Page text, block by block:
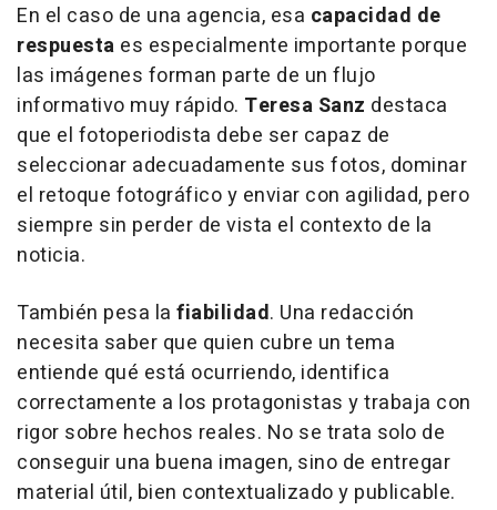
En el caso de una agencia, esa capacidad de
respuesta es especialmente importante porque
las imágenes forman parte de un flujo
informativo muy rápido. Teresa Sanz destaca
que el fotoperiodista debe ser capaz de
seleccionar adecuadamente sus fotos, dominar
el retoque fotográfico y enviar con agilidad, pero
siempre sin perder de vista el contexto de la
noticia.
También pesa la fiabilidad. Una redacción
necesita saber que quien cubre un tema
entiende qué está ocurriendo, identifica
correctamente a los protagonistas y trabaja con
rigor sobre hechos reales. No se trata solo de
conseguir una buena imagen, sino de entregar
material útil, bien contextualizado y publicable.